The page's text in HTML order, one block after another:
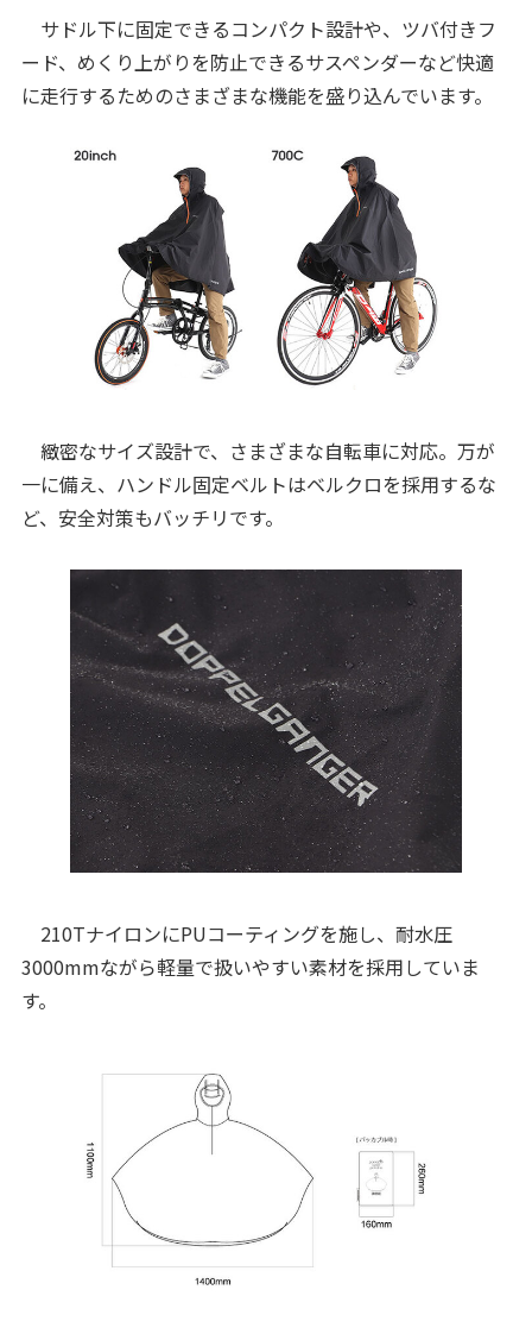
サドル下に固定できるコンパクト設計や、ツバ付きフ
ード、めくり上がりを防止できるサスペンダーなど快適
に走行するためのさまざまな機能を盛り込んでいます。
緻密なサイズ設計で、さまざまな自転車に対応。万が
一に備え、ハンドル固定ベルトはベルクロを採用するな
ど、安全対策もバッチリです。
210TナイロンにPUコーティングを施し、耐水圧
3000mmながら軽量で扱いやすい素材を採用していま
す。